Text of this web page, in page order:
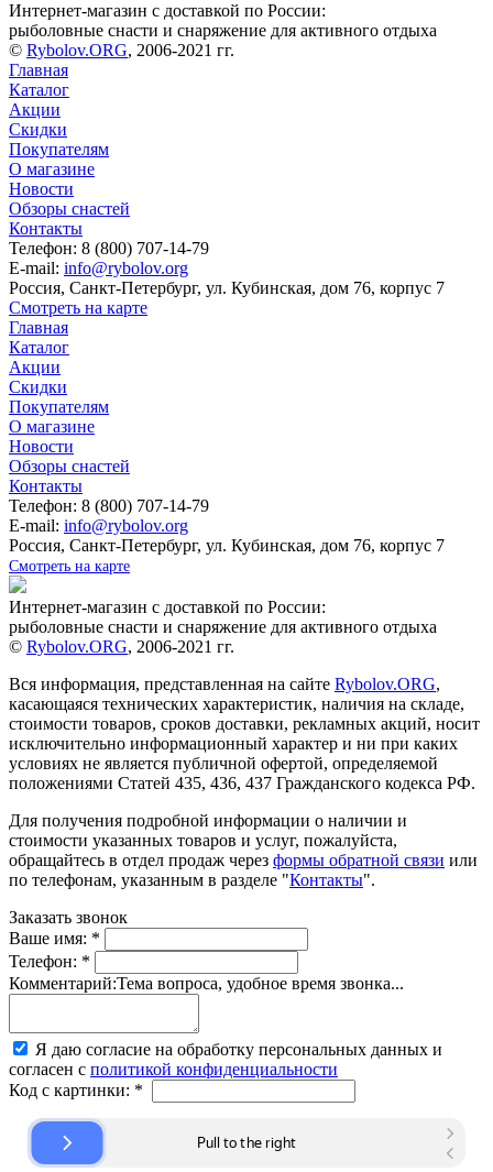
Интернет-магазин с доставкой по России:
рыболовные снасти и снаряжение для активного отдыха
© Rybolov.ORG, 2006-2021 гг.
Главная
Каталог
Акции
Скидки
Покупателям
О магазине
Новости
Обзоры снастей
Контакты
Телефон: 8 (800) 707-14-79
E-mail: info@rybolov.org
Россия, Санкт-Петербург, ул. Кубинская, дом 76, корпус 7
Смотреть на карте
Главная
Каталог
Акции
Скидки
Покупателям
О магазине
Новости
Обзоры снастей
Контакты
Телефон: 8 (800) 707-14-79
E-mail: info@rybolov.org
Россия, Санкт-Петербург, ул. Кубинская, дом 76, корпус 7
Смотреть на карте
Интернет-магазин с доставкой по России:
рыболовные снасти и снаряжение для активного отдыха
© Rybolov.ORG, 2006-2021 гг.
Вся информация, представленная на сайте Rybolov.ORG,
касающаяся технических характеристик, наличия на складе,
стоимости товаров, сроков доставки, рекламных акций, носит
исключительно информационный характер и ни при каких
условиях не является публичной офертой, определяемой
положениями Статей 435, 436, 437 Гражданского кодекса РФ.
Для получения подробной информации о наличии и
стоимости указанных товаров и услуг, пожалуйста,
обращайтесь в отдел продаж через формы обратной связи или
по телефонам, указанным в разделе "Контакты".
Заказать звонок
Ваше имя: *
Телефон: *
Комментарий:Тема вопроса, удобное время звонка...
Я даю согласие на обработку персональных данных и
согласен с политикой конфиденциальности
Код с картинки: *